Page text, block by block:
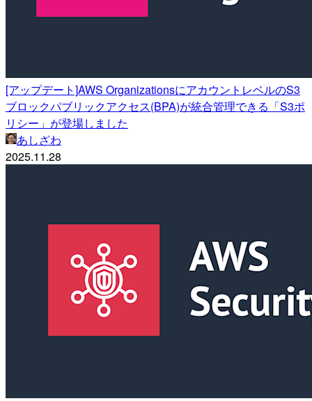
[アップデート]AWS OrganizationsにアカウントレベルのS3
ブロックパブリックアクセス(BPA)が統合管理できる「S3ポ
リシー」が登場しました
あしざわ
2025.11.28